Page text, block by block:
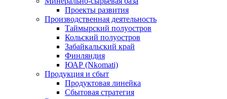
Проекты развития
Производственная деятельность
Таймырский полуостров
Кольский полуостров
Забайкальский край
Финляндия
ЮАР (Nkomati)
Продукция и сбыт
Продуктовая линейка
Сбытовая стратегия